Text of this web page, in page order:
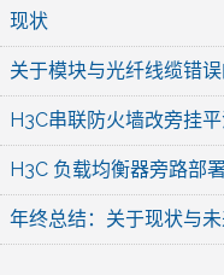
现状
关于模块与光纤线缆错
H3C串联防火墙改旁挂
H3C 负载均衡器旁路部
年终总结：关于现状与